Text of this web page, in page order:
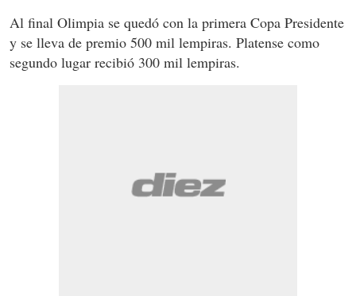
Al final Olimpia se quedó con la primera Copa Presidente
y se lleva de premio 500 mil lempiras. Platense como
segundo lugar recibió 300 mil lempiras.